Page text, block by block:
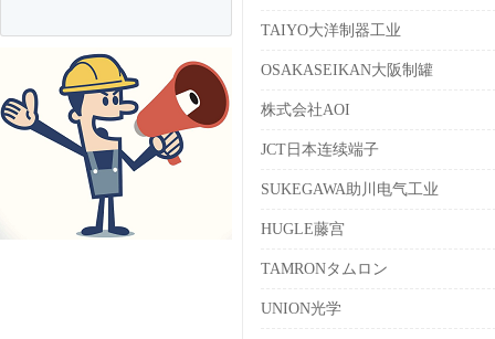
TAIYO大洋制器工业
OSAKASEIKAN大阪制罐
株式会社AOI
JCT日本连续端子
SUKEGAWA助川电气工业
HUGLE藤宫
TAMRONタムロン
UNION光学